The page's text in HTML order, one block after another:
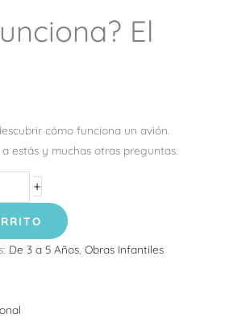
El
cómo funciona un avión.
estás y muchas otras preguntas.
+
De 3 a 5 Años, Obras Infantiles